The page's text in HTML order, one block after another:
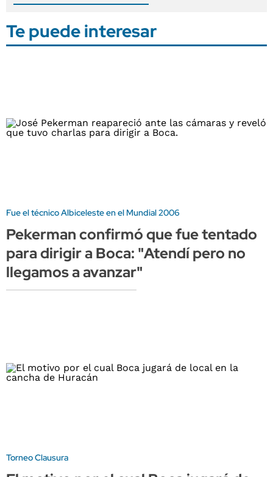
Te puede interesar
Fue el técnico Albiceleste en el Mundial 2006
Pekerman confirmó que fue tentado
para dirigir a Boca: "Atendí pero no
llegamos a avanzar"
Torneo Clausura